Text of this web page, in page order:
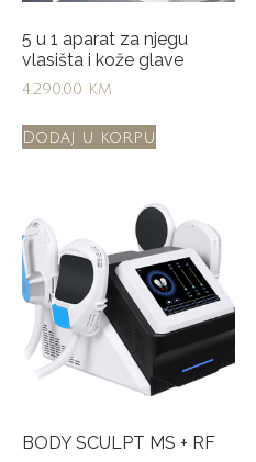
5 u 1 aparat za njegu
vlasišta i kože glave
4.290,00 KM
Dodaj u korpu
BODY SCULPT MS + RF